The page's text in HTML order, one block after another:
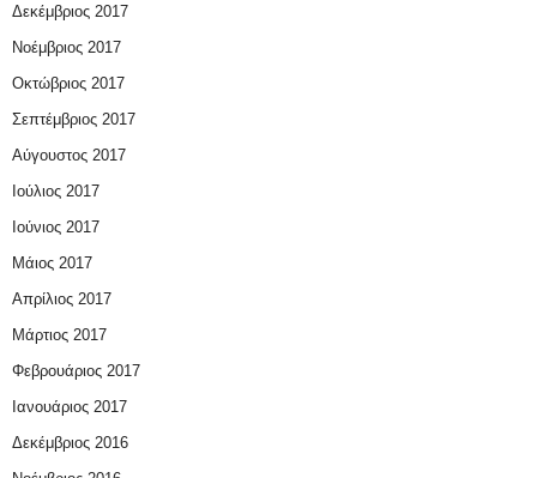
Δεκέμβριος 2017
Νοέμβριος 2017
Οκτώβριος 2017
Σεπτέμβριος 2017
Αύγουστος 2017
Ιούλιος 2017
Ιούνιος 2017
Μάιος 2017
Απρίλιος 2017
Μάρτιος 2017
Φεβρουάριος 2017
Ιανουάριος 2017
Δεκέμβριος 2016